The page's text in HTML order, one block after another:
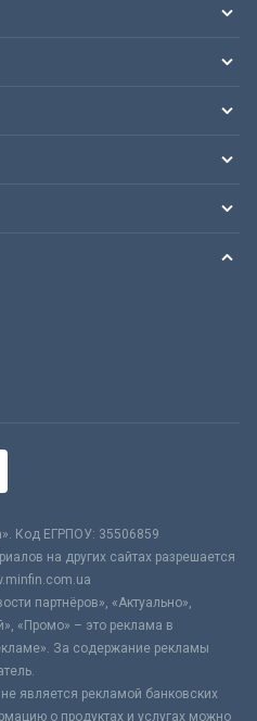
Код ЕГРПОУ: 35506859
на других сайтах разрешается
партнёров», «Актуально»,
«Промо» – это реклама в
За содержание рекламы
является рекламой банковских
о продуктах и услугах можно